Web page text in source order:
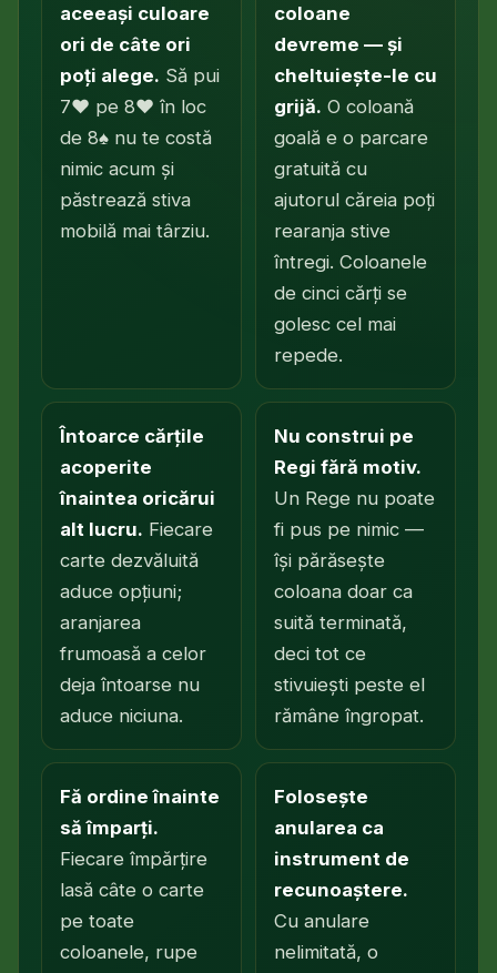
aceeași culoare
ori de câte ori
poți alege. Să pui
7♥ pe 8♥ în loc
de 8♠ nu te costă
nimic acum și
păstrează stiva
mobilă mai târziu.
coloane
devreme — și
cheltuiește-le cu
grijă. O coloană
goală e o parcare
gratuită cu
ajutorul căreia poți
rearanja stive
întregi. Coloanele
de cinci cărți se
golesc cel mai
repede.
Întoarce cărțile
acoperite
înaintea oricărui
alt lucru. Fiecare
carte dezvăluită
aduce opțiuni;
aranjarea
frumoasă a celor
deja întoarse nu
aduce niciuna.
Nu construi pe
Regi fără motiv.
Un Rege nu poate
fi pus pe nimic —
își părăsește
coloana doar ca
suită terminată,
deci tot ce
stivuiești peste el
rămâne îngropat.
Fă ordine înainte
să împarți.
Fiecare împărțire
lasă câte o carte
pe toate
coloanele, rupe
Folosește
anularea ca
instrument de
recunoaștere.
Cu anulare
nelimitată, o